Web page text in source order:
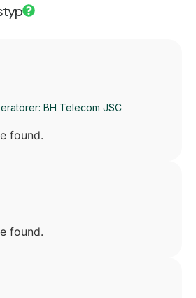
BH Telecom JSC
found.
found.